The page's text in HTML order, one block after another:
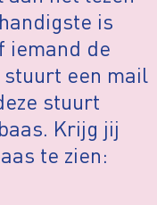
is
iemand de
een mail
stuurt
Krijg jij
te zien: